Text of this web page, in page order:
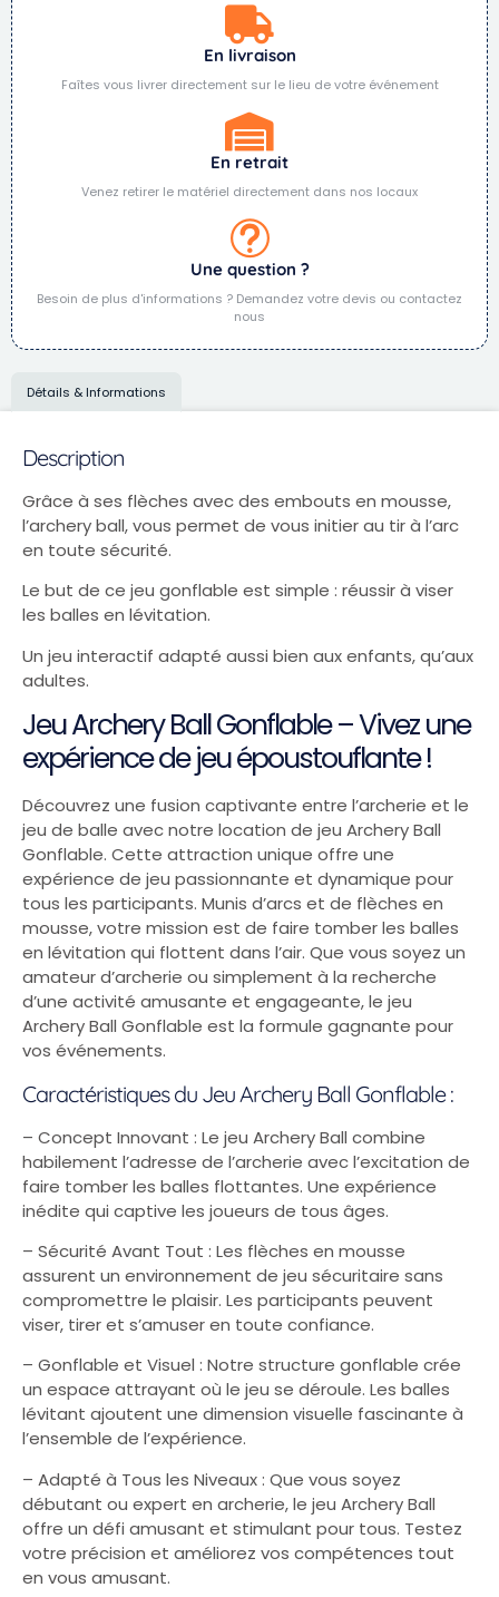
En livraison
Faîtes vous livrer directement sur le lieu de votre événement
En retrait
Venez retirer le matériel directement dans nos locaux
Une question ?
Besoin de plus d'informations ? Demandez votre devis ou contactez
nous
Détails & Informations
Description
Grâce à ses flèches avec des embouts en mousse,
l’archery ball, vous permet de vous initier au tir à l’arc
en toute sécurité.
Le but de ce jeu gonflable est simple : réussir à viser
les balles en lévitation.
Un jeu interactif adapté aussi bien aux enfants, qu’aux
adultes.
Jeu Archery Ball Gonflable – Vivez une
expérience de jeu époustouflante !
Découvrez une fusion captivante entre l’archerie et le
jeu de balle avec notre location de jeu Archery Ball
Gonflable. Cette attraction unique offre une
expérience de jeu passionnante et dynamique pour
tous les participants. Munis d’arcs et de flèches en
mousse, votre mission est de faire tomber les balles
en lévitation qui flottent dans l’air. Que vous soyez un
amateur d’archerie ou simplement à la recherche
d’une activité amusante et engageante, le jeu
Archery Ball Gonflable est la formule gagnante pour
vos événements.
Caractéristiques du Jeu Archery Ball Gonflable :
– Concept Innovant : Le jeu Archery Ball combine
habilement l’adresse de l’archerie avec l’excitation de
faire tomber les balles flottantes. Une expérience
inédite qui captive les joueurs de tous âges.
– Sécurité Avant Tout : Les flèches en mousse
assurent un environnement de jeu sécuritaire sans
compromettre le plaisir. Les participants peuvent
viser, tirer et s’amuser en toute confiance.
– Gonflable et Visuel : Notre structure gonflable crée
un espace attrayant où le jeu se déroule. Les balles
lévitant ajoutent une dimension visuelle fascinante à
l’ensemble de l’expérience.
– Adapté à Tous les Niveaux : Que vous soyez
débutant ou expert en archerie, le jeu Archery Ball
offre un défi amusant et stimulant pour tous. Testez
votre précision et améliorez vos compétences tout
en vous amusant.